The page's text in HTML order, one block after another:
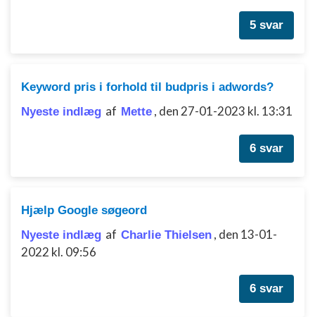
5 svar
Keyword pris i forhold til budpris i adwords?
Nyeste indlæg af Mette , den 27-01-2023 kl. 13:31
6 svar
Hjælp Google søgeord
Nyeste indlæg af Charlie Thielsen , den 13-01-
2022 kl. 09:56
6 svar
Udvikle og forbedre tjenester
Bruge begrænsede oplysninger til at vælge
indhold